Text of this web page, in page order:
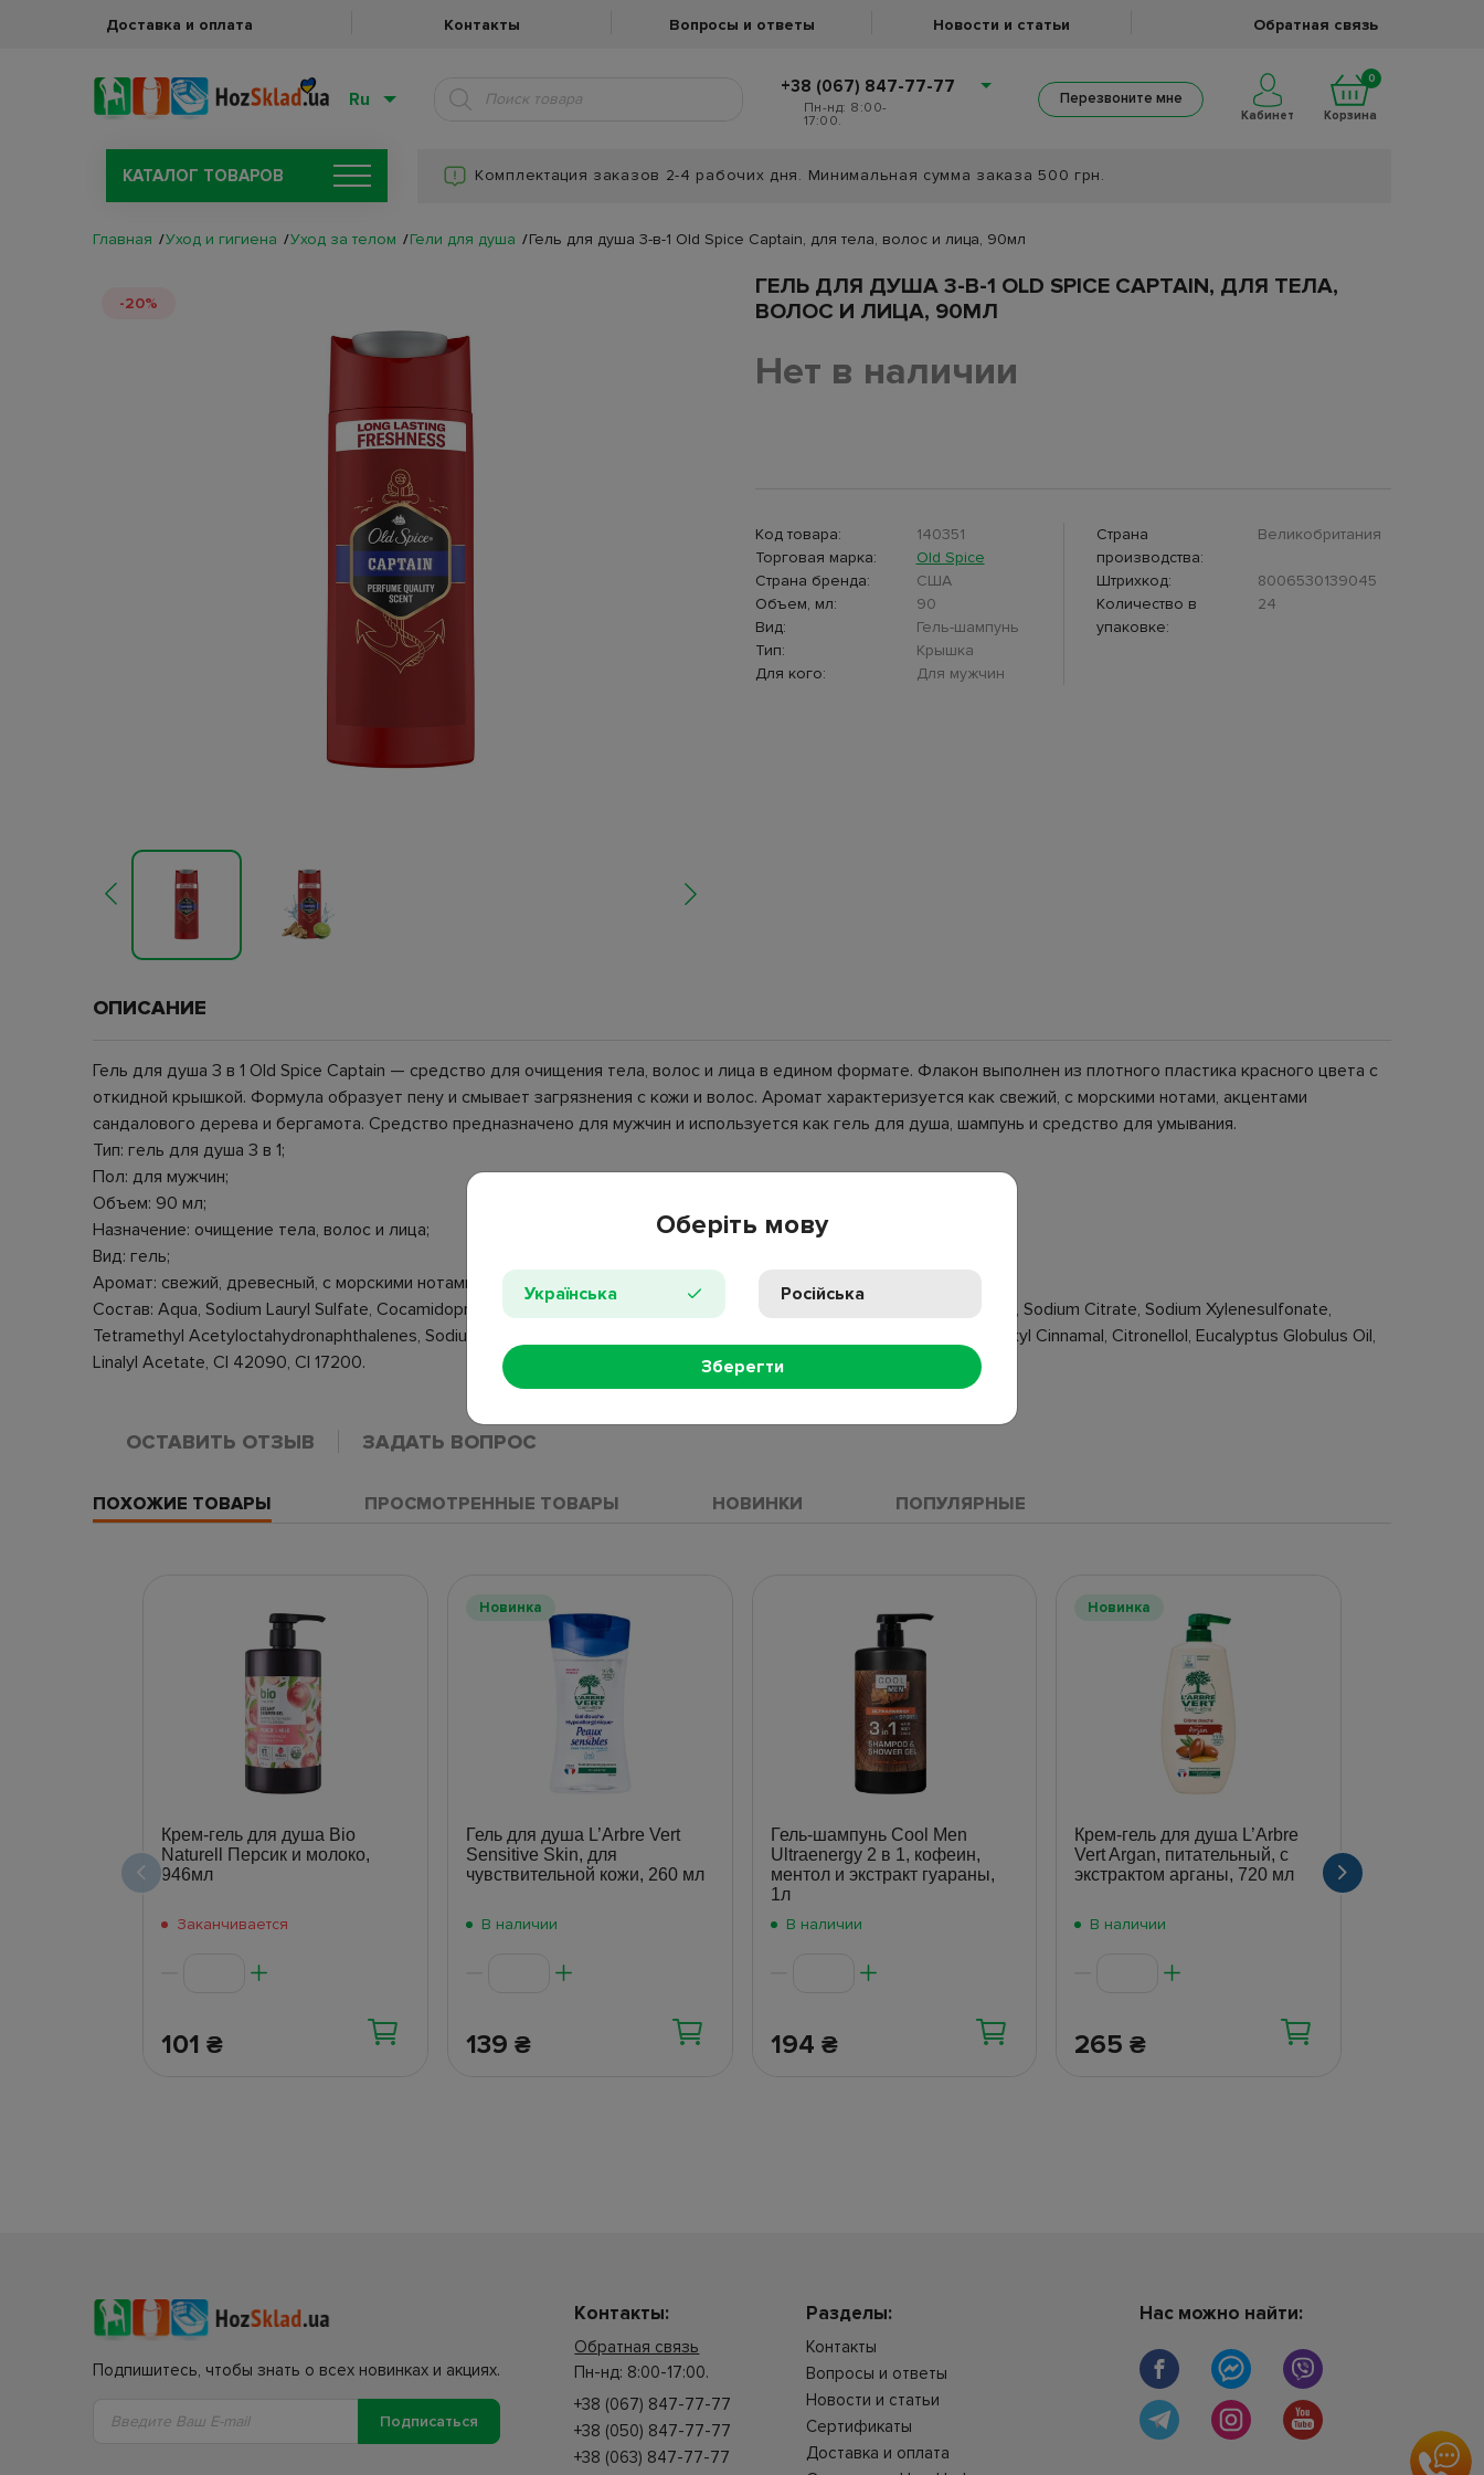
Доставка и оплата Контакты Вопросы и ответы Новости и статьи Обратная связь
Ru
+38 (067) 847-77-77
Пн-нд: 8:00-
17:00.
Перезвоните мне
Кабинет
0
Корзина
КАТАЛОГ ТОВАРОВ Комплектация заказов 2-4 рабочих дня. Минимальная сумма заказа 500 грн.
Главная Уход и гигиена Уход за телом Гели для душа Гель для душа 3-в-1 Old Spice Captain, для тела, волос и лица, 90мл
-20%
ГЕЛЬ ДЛЯ ДУША 3-В-1 OLD SPICE CAPTAIN, ДЛЯ ТЕЛА,
ВОЛОС И ЛИЦА, 90МЛ
Нет в наличии
Код товара:
140351
Торговая марка:
Old Spice
Страна бренда:
США
Объем, мл:
90
Вид:
Гель-шампунь
Тип:
Крышка
Для кого:
Для мужчин
Страна
производства:
Великобритания
Штрихкод:
8006530139045
Количество в
упаковке:
24
ОПИСАНИЕ
Гель для душа 3 в 1 Old Spice Captain — средство для очищения тела, волос и лица в едином формате. Флакон выполнен из плотного пластика красного цвета с
откидной крышкой. Формула образует пену и смывает загрязнения с кожи и волос. Аромат характеризуется как свежий, с морскими нотами, акцентами
сандалового дерева и бергамота. Средство предназначено для мужчин и используется как гель для душа, шампунь и средство для умывания.
Тип: гель для душа 3 в 1;
Пол: для мужчин;
Объем: 90 мл;
Назначение: очищение тела, волос и лица;
Вид: гель;
Аромат: свежий, древесный, с морскими нотами;
Состав: Aqua, Sodium Lauryl Sulfate, Cocamidopropyl Betaine, Sodium Chloride, Benzyl Alcohol, Parfum, Sodium Benzoate, Sodium Citrate, Sodium Xylenesulfonate,
Tetramethyl Acetyloctahydronaphthalenes, Sodium Salicylate, Citric Acid, Linalool, Disodium EDTA, Sodium Hydroxide, Hexyl Cinnamal, Citronellol, Eucalyptus Globulus Oil,
Linalyl Acetate, CI 42090, CI 17200.
ОСТАВИТЬ ОТЗЫВ ЗАДАТЬ ВОПРОС
ПОХОЖИЕ ТОВАРЫ ПРОСМОТРЕННЫЕ ТОВАРЫ НОВИНКИ ПОПУЛЯРНЫЕ
Крем-гель для душа Bio
Naturell Персик и молоко,
946мл
Заканчивается
101 ₴
Новинка
Гель для душа L’Arbre Vert
Sensitive Skin, для
чувствительной кожи, 260 мл
В наличии
139 ₴
Гель-шампунь Cool Men
Ultraenergy 2 в 1, кофеин,
ментол и экстракт гуараны,
1л
В наличии
194 ₴
Новинка
Крем-гель для душа L’Arbre
Vert Argan, питательный, с
экстрактом арганы, 720 мл
В наличии
265₴
Оберіть мову
Українська Російська
Зберегти
Подпишитесь, чтобы знать о всех новинках и акциях.
Подписаться
Контакты:
Обратная связь
Пн-нд: 8:00-17:00.
+38 (067) 847-77-77
+38 (050) 847-77-77
+38 (063) 847-77-77
Разделы:
Контакты
Вопросы и ответы
Новости и статьи
Сертификаты
Доставка и оплата
Нас можно найти: